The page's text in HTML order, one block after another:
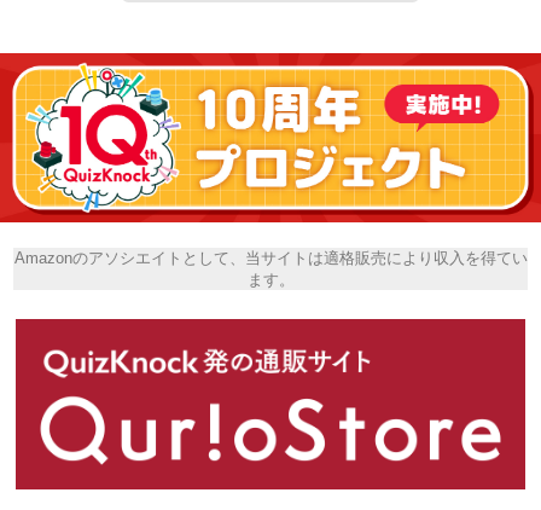
Amazonのアソシエイトとして、当サイトは適格販売により収入を得てい
ます。